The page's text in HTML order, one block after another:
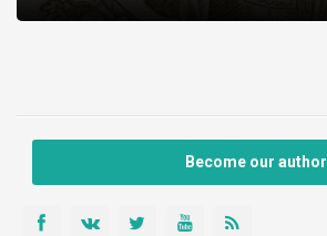
Become our author